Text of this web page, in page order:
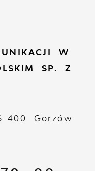
W
SP. Z
400 Gorzów